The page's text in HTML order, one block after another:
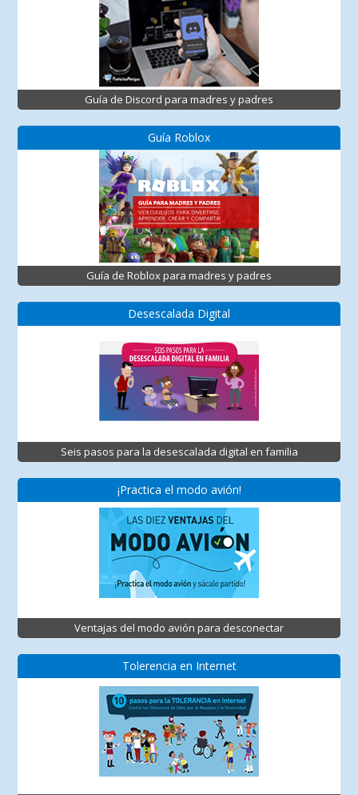
Guía de Discord para madres y padres
Guía Roblox
Guía de Roblox para madres y padres
Desescalada Digital
Seis pasos para la desescalada digital en familia
¡Practica el modo avión!
Ventajas del modo avión para desconectar
Tolerencia en Internet